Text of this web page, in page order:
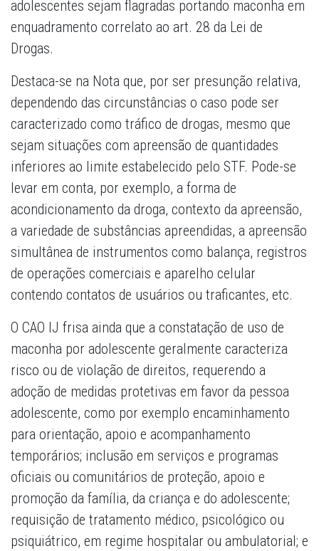
adolescentes sejam flagradas portando maconha em
enquadramento correlato ao art. 28 da Lei de
Drogas.
Destaca-se na Nota que, por ser presunção relativa,
dependendo das circunstâncias o caso pode ser
caracterizado como tráfico de drogas, mesmo que
sejam situações com apreensão de quantidades
inferiores ao limite estabelecido pelo STF. Pode-se
levar em conta, por exemplo, a forma de
acondicionamento da droga, contexto da apreensão,
a variedade de substâncias apreendidas, a apreensão
simultânea de instrumentos como balança, registros
de operações comerciais e aparelho celular
contendo contatos de usuários ou traficantes, etc.
O CAO IJ frisa ainda que a constatação de uso de
maconha por adolescente geralmente caracteriza
risco ou de violação de direitos, requerendo a
adoção de medidas protetivas em favor da pessoa
adolescente, como por exemplo encaminhamento
para orientação, apoio e acompanhamento
temporários; inclusão em serviços e programas
oficiais ou comunitários de proteção, apoio e
promoção da família, da criança e do adolescente;
requisição de tratamento médico, psicológico ou
psiquiátrico, em regime hospitalar ou ambulatorial; e